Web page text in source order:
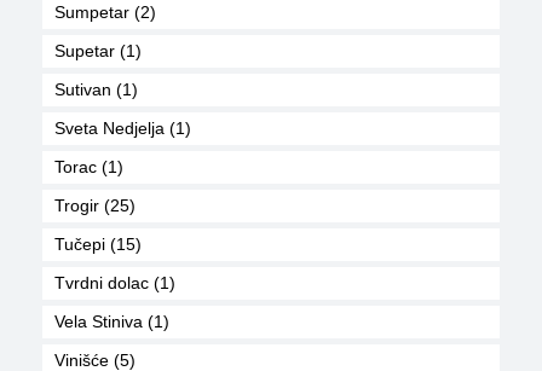
Sumpetar (2)
Supetar (1)
Sutivan (1)
Sveta Nedjelja (1)
Torac (1)
Trogir (25)
Tučepi (15)
Tvrdni dolac (1)
Vela Stiniva (1)
Vinišće (5)